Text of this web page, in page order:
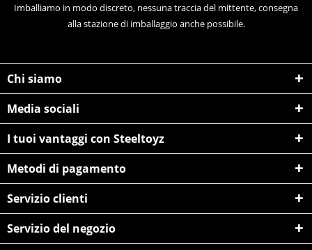
Imballiamo in modo discreto, nessuna traccia del mittente, consegna
alla stazione di imballaggio anche possibile.
Chi siamo
Media sociali
I tuoi vantaggi con Steeltoyz
Metodi di pagamento
Servizio clienti
Servizio del negozio